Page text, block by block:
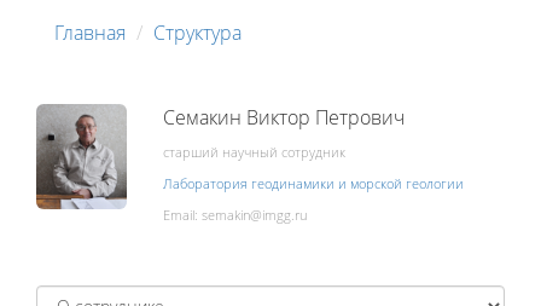
Главная Структура
Семакин Виктор Петрович
старший научный сотрудник
Лаборатория геодинамики и морской геологии
Email: